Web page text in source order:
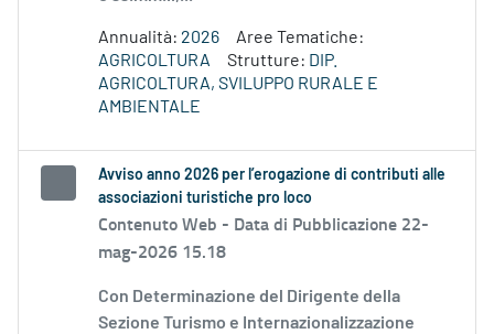
Annualità: 2026
Aree Tematiche:
AGRICOLTURA
Strutture: DIP.
AGRICOLTURA, SVILUPPO RURALE E
AMBIENTALE
Avviso anno 2026 per l’erogazione di contributi alle
associazioni turistiche pro loco
Contenuto Web - Data di Pubblicazione 22-
mag-2026 15.18
Con Determinazione del Dirigente della
Sezione Turismo e Internazionalizzazione